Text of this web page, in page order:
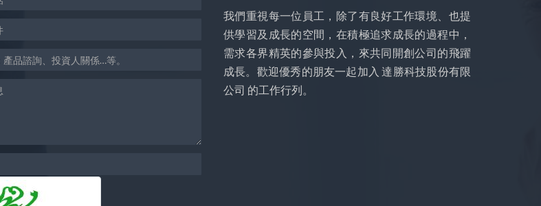
我們重視每一位員工，除了有良好工作環境、也提
供學習及成長的空間，在積極追求成長的過程中，
需求各界精英的參與投入，來共同開創公司的飛躍
成長。歡迎優秀的朋友一起加入 達勝科技股份有限
公司 的工作行列。